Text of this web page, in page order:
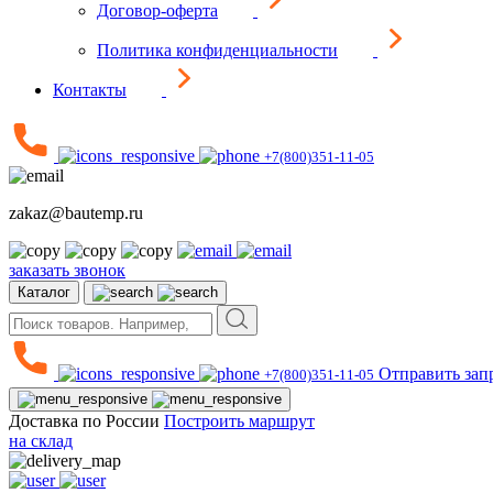
Договор-оферта
Политика конфиденциальности
Контакты
+7(800)351-11-05
zakaz@bautemp.ru
заказать звонок
Каталог
+7(800)351-11-05 Отправить
Доставка по России Построить маршрут
на склад